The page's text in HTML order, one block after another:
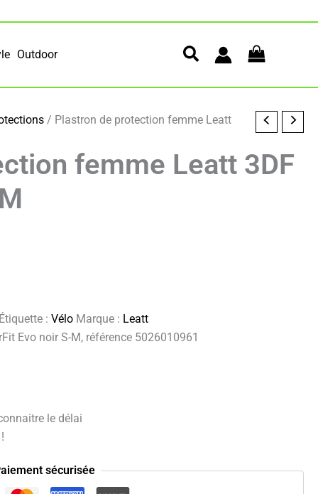
Outdoor
/ Plastron de protection femme Leatt
femme Leatt 3DF
: Vélo Marque : Leatt
Evo noir S-M, référence 5026010961
le délai
sécurisée